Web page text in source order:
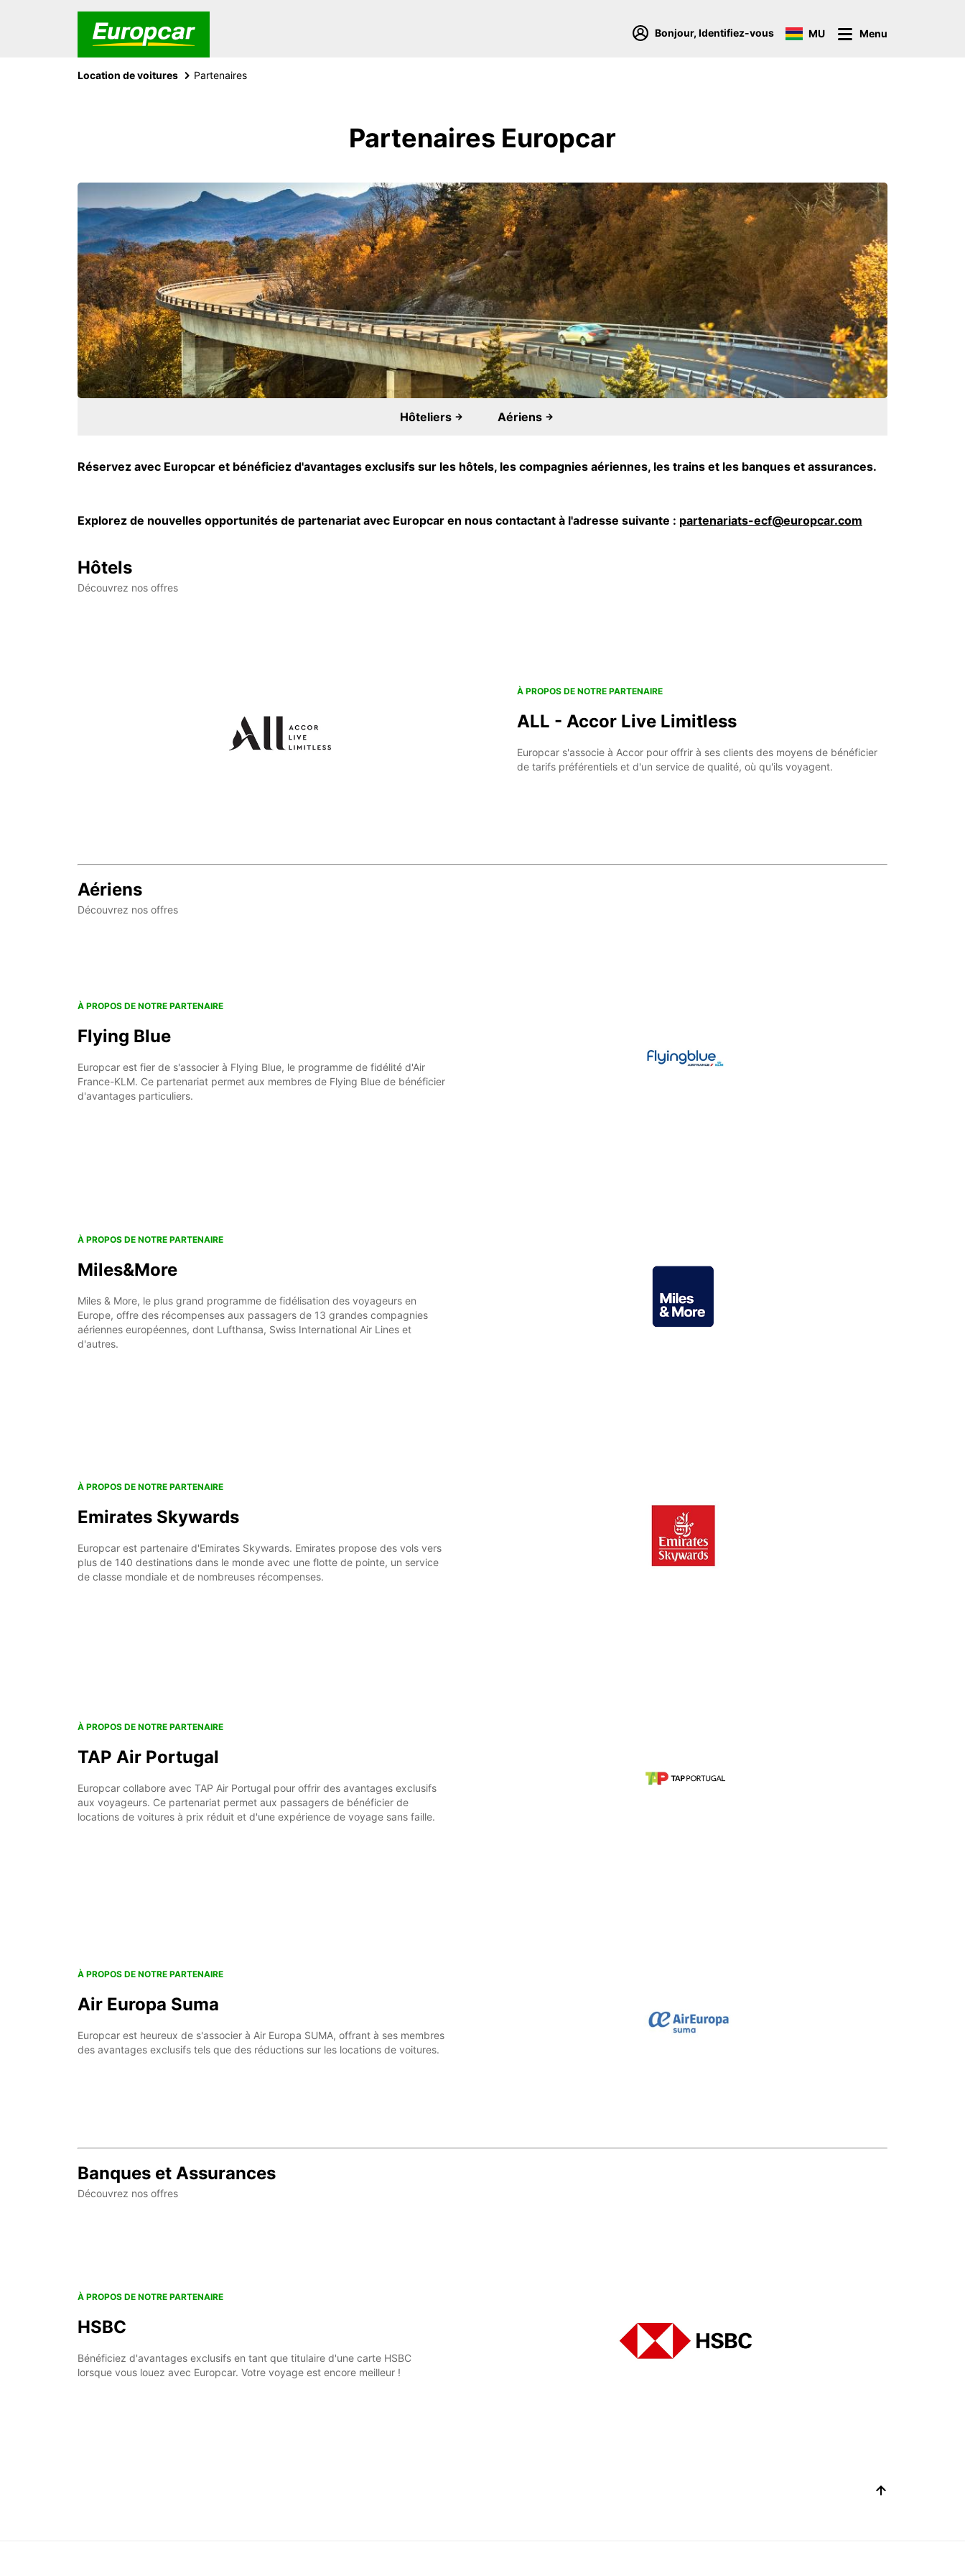
Bonjour, Identifiez-vous MU Menu
Location de voitures Partenaires
Partenaires Europcar
Hôteliers Aériens
Réservez avec Europcar et bénéficiez d'avantages exclusifs sur les hôtels, les compagnies aériennes, les trains et les banques et assurances.
Explorez de nouvelles opportunités de partenariat avec Europcar en nous contactant à l'adresse suivante : partenariats-ecf@europcar.com
Hôtels
Découvrez nos offres
À PROPOS DE NOTRE PARTENAIRE
ALL - Accor Live Limitless
Europcar s'associe à Accor pour offrir à ses clients des moyens de bénéficier
de tarifs préférentiels et d'un service de qualité, où qu'ils voyagent.
Aériens
Découvrez nos offres
À PROPOS DE NOTRE PARTENAIRE
Flying Blue
Europcar est fier de s'associer à Flying Blue, le programme de fidélité d'Air
France-KLM. Ce partenariat permet aux membres de Flying Blue de bénéficier
d'avantages particuliers.
À PROPOS DE NOTRE PARTENAIRE
Miles&More
Miles & More, le plus grand programme de fidélisation des voyageurs en
Europe, offre des récompenses aux passagers de 13 grandes compagnies
aériennes européennes, dont Lufthansa, Swiss International Air Lines et
d'autres.
À PROPOS DE NOTRE PARTENAIRE
Emirates Skywards
Europcar est partenaire d'Emirates Skywards. Emirates propose des vols vers
plus de 140 destinations dans le monde avec une flotte de pointe, un service
de classe mondiale et de nombreuses récompenses.
À PROPOS DE NOTRE PARTENAIRE
TAP Air Portugal
Europcar collabore avec TAP Air Portugal pour offrir des avantages exclusifs
aux voyageurs. Ce partenariat permet aux passagers de bénéficier de
locations de voitures à prix réduit et d'une expérience de voyage sans faille.
À PROPOS DE NOTRE PARTENAIRE
Air Europa Suma
Europcar est heureux de s'associer à Air Europa SUMA, offrant à ses membres
des avantages exclusifs tels que des réductions sur les locations de voitures.
Banques et Assurances
Découvrez nos offres
À PROPOS DE NOTRE PARTENAIRE
HSBC
Bénéficiez d'avantages exclusifs en tant que titulaire d'une carte HSBC
lorsque vous louez avec Europcar. Votre voyage est encore meilleur !